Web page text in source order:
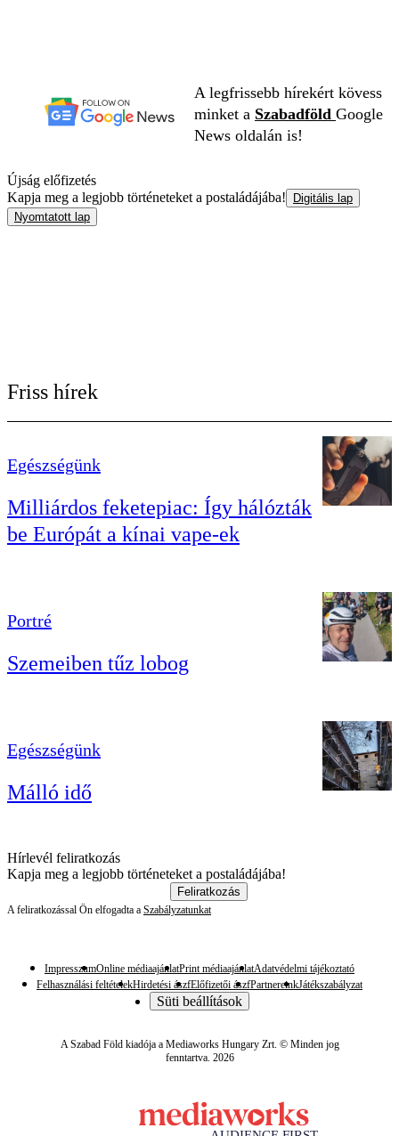
A legfrissebb hírekért kövess
minket a Szabadföld Google
News oldalán is!
Újság előfizetés
Kapja meg a legjobb történeteket a postaládájába!
Digitális lap
Nyomtatott lap
Friss hírek
Egészségünk
Milliárdos feketepiac: Így hálózták
be Európát a kínai vape-ek
Portré
Szemeiben tűz lobog
Egészségünk
Málló idő
Hírlevél feliratkozás
Kapja meg a legjobb történeteket a postaládájába!
Feliratkozás
A feliratkozással Ön elfogadta a Szabályzatunkat
ImpresszumOnline médiaajánlatPrint médiaajánlatAdatvédelmi tájékoztató
Felhasználási feltételekHirdetési ászfElőfizetői ászfPartnereinkJátékszabályzat
Süti beállítások
A Szabad Föld kiadója a Mediaworks Hungary Zrt. © Minden jog
fenntartva. 2026